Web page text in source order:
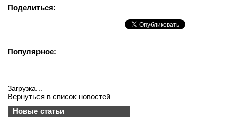
Поделиться:
Популярное:
Загрузка...
Вернуться в список новостей
Новые статьи